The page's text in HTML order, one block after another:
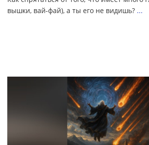
вышки, вай-фай), а ты его не видишь? ...